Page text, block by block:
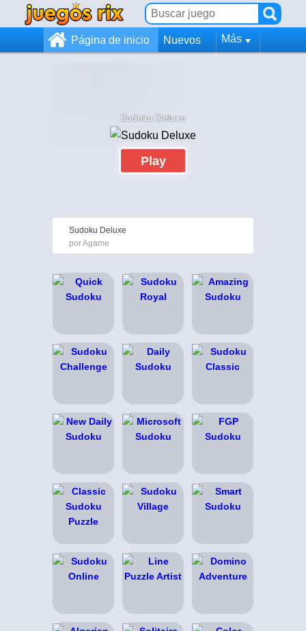
Página de inicio Nuevos Más
Sudoku Deluxe
Play
Sudoku Deluxe
por Agame